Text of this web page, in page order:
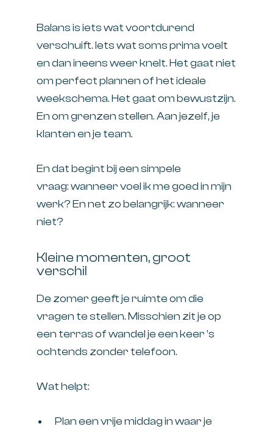
Balans is iets wat voortdurend
verschuift. Iets wat soms prima voelt
en dan ineens weer knelt. Het gaat niet
om perfect plannen of het ideale
weekschema. Het gaat om bewustzijn.
En om grenzen stellen. Aan jezelf, je
klanten en je team.
En dat begint bij een simpele
vraag: wanneer voel ik me goed in mijn
werk? En net zo belangrijk: wanneer
niet?
Kleine momenten, groot
verschil
De zomer geeft je ruimte om die
vragen te stellen. Misschien zit je op
een terras of wandel je een keer ’s
ochtends zonder telefoon.
Wat helpt:
Plan een vrije middag in waar je